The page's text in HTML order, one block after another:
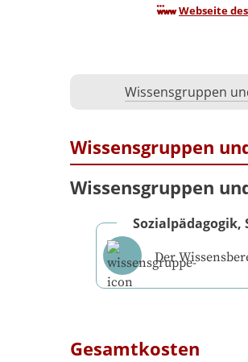
Webseite
Wissensgruppen
Wissensgruppen
Wissensgruppen
Sozialpädagogik,
Der
Gesamtkosten